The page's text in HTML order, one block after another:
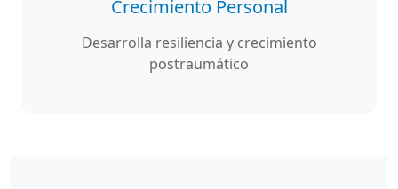
Crecimiento Personal
Desarrolla resiliencia y crecimiento
postraumático